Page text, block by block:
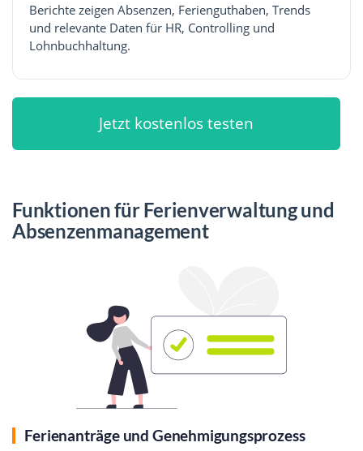
Berichte zeigen Absenzen, Ferienguthaben, Trends
und relevante Daten für HR, Controlling und
Lohnbuchhaltung.
Jetzt kostenlos testen
Funktionen für Ferienverwaltung und
Absenzenmanagement
Ferienanträge und Genehmigungsprozess